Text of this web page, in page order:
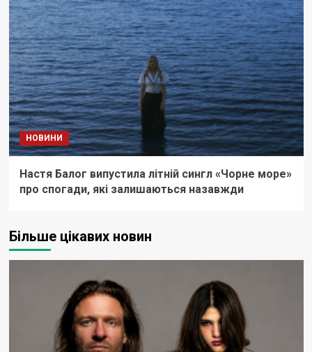
НОВИНИ
Настя Балог випустила літній сингл «Чорне море»
про спогади, які залишаються назавжди
Більше цікавих новин